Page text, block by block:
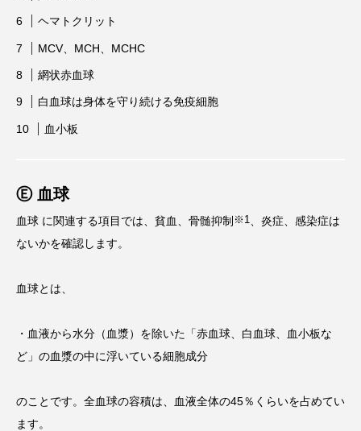
ヘマトクリット
MCV、MCH、MCHC
網状赤血球
白血球は身体を守り続ける免疫細胞
血小板
Ⓔ 血球
血球 に関連する項目では、貧血、骨髄抑制 ※1
、炎症、感染症は
ないかを確認します。
血球とは、
・血液から水分（血漿）を除いた「赤血球、白血球、血小板な
ど」の血漿の中に浮いている細胞成分
のことです。全血球の容積は、血液全体の45％くらいを占めてい
ます。